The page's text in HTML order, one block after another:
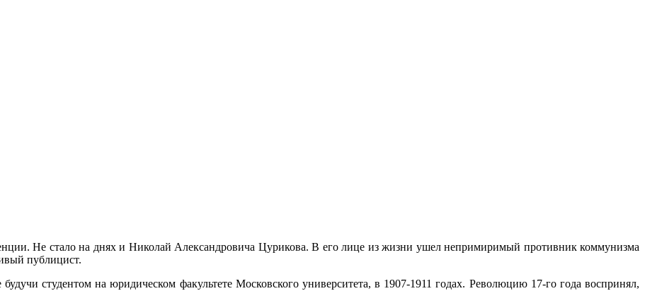
Не стало на днях и Николай Александровича Цурикова. В его лице из жизни ушел непримиримый противник коммунизма
публицист.
студентом на юридическом факультете Московского университета, в 1907-1911 годах. Революцию 17-го года воспринял,